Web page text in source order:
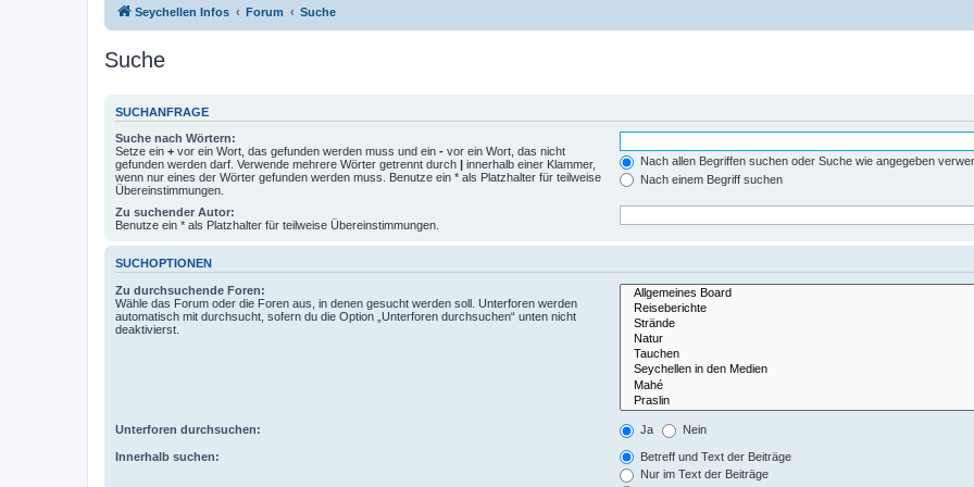
Seychellen Infos Forum Suche
Suche
SUCHANFRAGE
Suche nach Wörtern:
Setze ein + vor ein Wort, das gefunden werden muss und ein - vor ein Wort, das nicht
gefunden werden darf. Verwende mehrere Wörter getrennt durch | innerhalb einer Klammer,
wenn nur eines der Wörter gefunden werden muss. Benutze ein * als Platzhalter für teilweise
Übereinstimmungen.
Nach allen Begriffen suchen oder Suche wie angegeben
Nach einem Begriff suchen
Zu suchender Autor:
Benutze ein * als Platzhalter für teilweise Übereinstimmungen.
SUCHOPTIONEN
Zu durchsuchende Foren:
Wähle das Forum oder die Foren aus, in denen gesucht werden soll. Unterforen werden
automatisch mit durchsucht, sofern du die Option „Unterforen durchsuchen“ unten nicht
deaktivierst.
Unterforen durchsuchen: Ja Nein
Innerhalb suchen:
Betreff und Text der Beiträge
Nur im Text der Beiträge